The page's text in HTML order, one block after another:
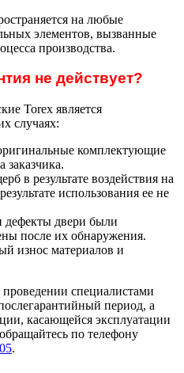
на любые
элементов, вызванные
производства.
не действует?
Torex является
случаях:
комплектующие
заказчика.
в результате воздействия на
использования ее не
двери были
после их обнаружения.
износ материалов и
специалистами
период, а
касающейся эксплуатации
по телефону
.